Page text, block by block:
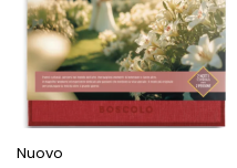
Nuovo